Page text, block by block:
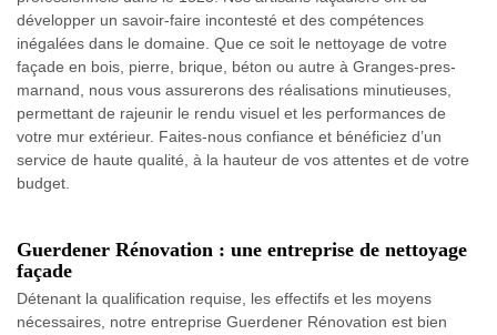
développer un savoir-faire incontesté et des compétences
inégalées dans le domaine. Que ce soit le nettoyage de votre
façade en bois, pierre, brique, béton ou autre à Granges-pres-
marnand, nous vous assurerons des réalisations minutieuses,
permettant de rajeunir le rendu visuel et les performances de
votre mur extérieur. Faites-nous confiance et bénéficiez d’un
service de haute qualité, à la hauteur de vos attentes et de votre
budget.
Guerdener Rénovation : une entreprise de nettoyage
façade
Détenant la qualification requise, les effectifs et les moyens
nécessaires, notre entreprise Guerdener Rénovation est bien